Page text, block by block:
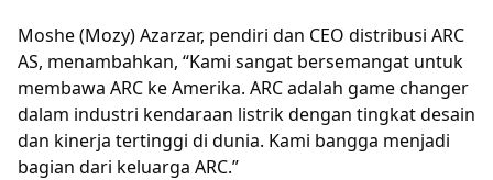
Moshe (Mozy) Azarzar, pendiri dan CEO distribusi ARC
AS, menambahkan, “Kami sangat bersemangat untuk
membawa ARC ke Amerika. ARC adalah game changer
dalam industri kendaraan listrik dengan tingkat desain
dan kinerja tertinggi di dunia. Kami bangga menjadi
bagian dari keluarga ARC.”